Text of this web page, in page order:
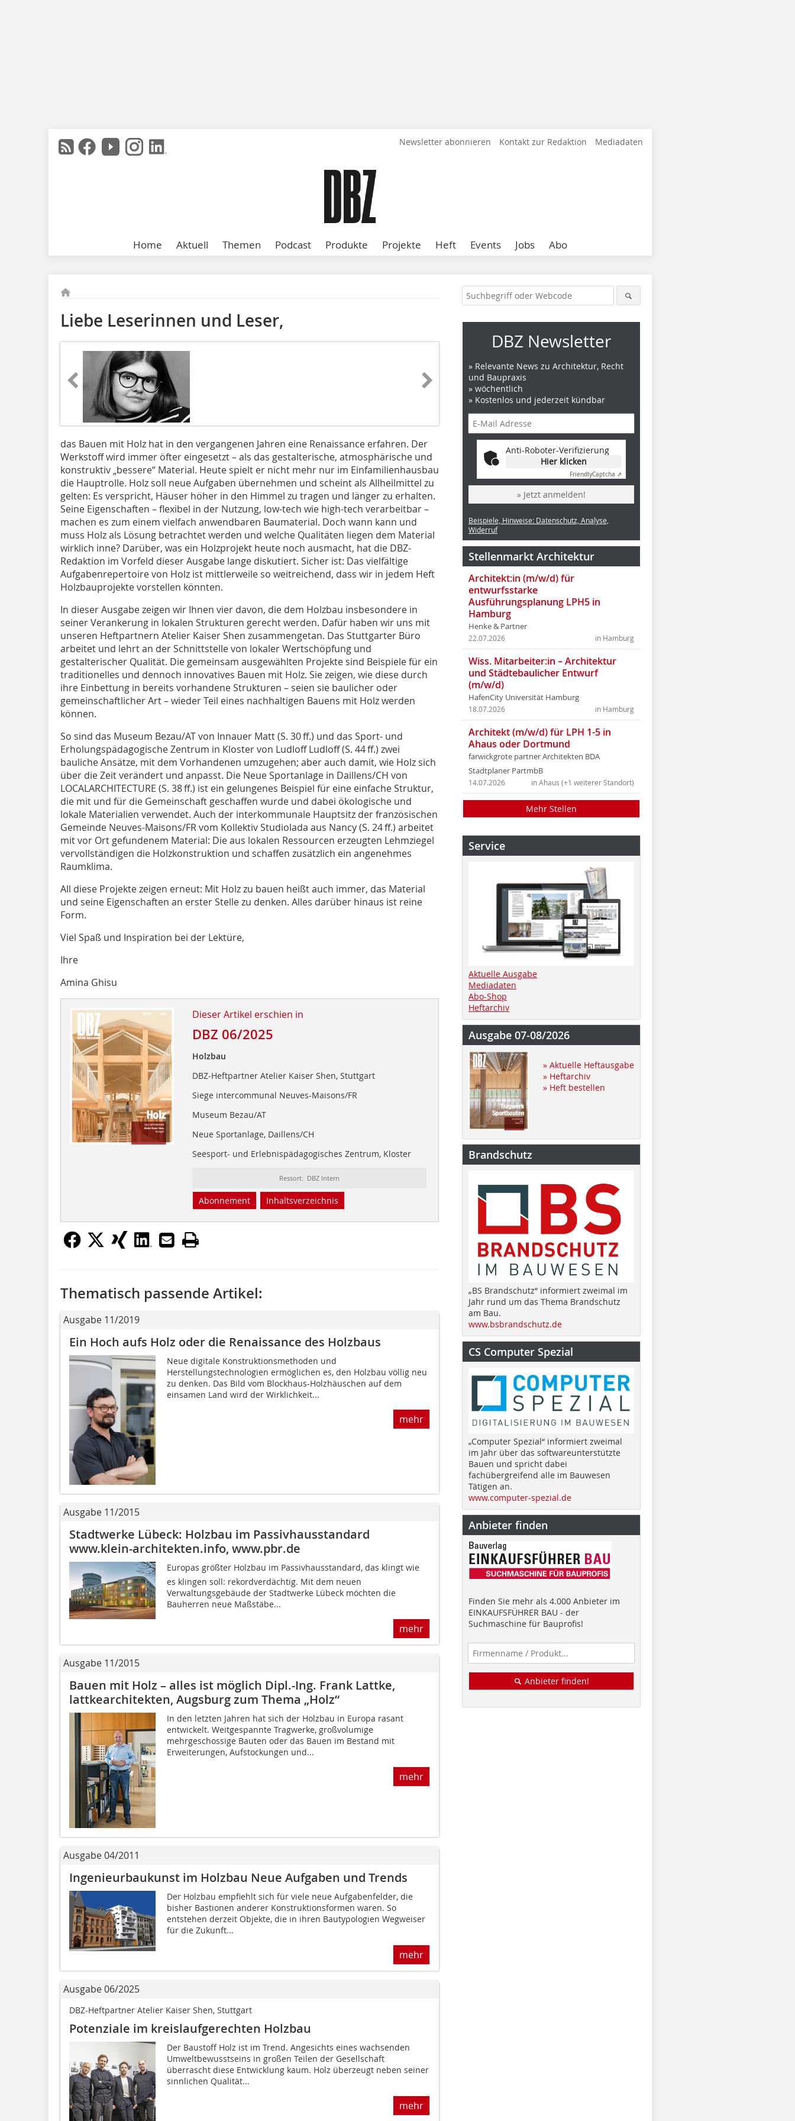
Newsletter abonnieren Kontakt zur Redaktion Mediadaten
Home Aktuell Themen Podcast Produkte Projekte Heft Events Jobs Abo
Liebe Leserinnen und Leser,
das Bauen mit Holz hat in den vergangenen Jahren eine Renaissance erfahren. Der
Werkstoff wird immer öfter eingesetzt – als das gestalterische, atmosphärische und
konstruktiv „bessere“ Material. Heute spielt er nicht mehr nur im Einfamilienhausbau
die Hauptrolle. Holz soll neue Aufgaben übernehmen und scheint als Allheilmittel zu
gelten: Es verspricht, Häuser höher in den Himmel zu tragen und länger zu erhalten.
Seine Eigenschaften – flexibel in der Nutzung, low-tech wie high-tech verarbeitbar –
machen es zum einem vielfach anwendbaren Baumaterial. Doch wann kann und
muss Holz als Lösung betrachtet werden und welche Qualitäten liegen dem Material
wirklich inne? Darüber, was ein Holzprojekt heute noch ausmacht, hat die DBZ-
Redaktion im Vorfeld dieser Ausgabe lange diskutiert. Sicher ist: Das vielfältige
Aufgabenrepertoire von Holz ist mittlerweile so weitreichend, dass wir in jedem Heft
Holzbauprojekte vorstellen könnten.
In dieser Ausgabe zeigen wir Ihnen vier davon, die dem Holzbau insbesondere in
seiner Verankerung in lokalen Strukturen gerecht werden. Dafür haben wir uns mit
unseren Heftpartnern Atelier Kaiser Shen zusammengetan. Das Stuttgarter Büro
arbeitet und lehrt an der Schnittstelle von lokaler Wertschöpfung und
gestalterischer Qualität. Die gemeinsam ausgewählten Projekte sind Beispiele für ein
traditionelles und dennoch innovatives Bauen mit Holz. Sie zeigen, wie diese durch
ihre Einbettung in bereits vorhandene Strukturen – seien sie baulicher oder
gemeinschaftlicher Art – wieder Teil eines nachhaltigen Bauens mit Holz werden
können.
So sind das Museum Bezau/AT von Innauer Matt (S. 30 ff.) und das Sport- und
Erholungspädagogische Zentrum in Klos­ter von Ludloff Ludloff (S. 44 ff.) zwei
bauliche Ansätze, mit dem Vorhandenen umzugehen; aber auch damit, wie Holz sich
über die Zeit verändert und anpasst. Die Neue Sportanlage in ­Daillens/CH von
LOCALARCHITECTURE (S. 38 ff.) ist ein gelungenes Beispiel für eine einfache Struktur,
die mit und für die Gemeinschaft geschaffen wurde und dabei ökologische und
lokale Materialien verwendet. Auch der interkommunale Hauptsitz der französischen
Gemeinde Neuves-Maisons/FR vom Kollektiv Studiolada aus Nancy (S. 24 ff.) arbeitet
mit vor Ort gefundenem Material: Die aus lokalen Ressourcen erzeugten Lehmziegel
vervollständigen die Holzkonstruktion und schaffen zusätzlich ein angenehmes
Raumklima.
All diese Projekte zeigen erneut: Mit Holz zu bauen heißt auch immer, das Material
und seine Eigenschaften an erster Stelle zu denken. Alles darüber hinaus ist reine
Form.
Viel Spaß und Inspiration bei der Lektüre,
Ihre
Amina Ghisu
Dieser Artikel erschien in
DBZ 06/2025
Holzbau
DBZ-Heftpartner Atelier Kaiser Shen, Stuttgart
Siege intercommunal Neuves-Maisons/FR
Museum Bezau/AT
Neue Sportanlage, Daillens/CH
Seesport- und Erlebnispädagogisches Zentrum, Kloster
Ressort: DBZ Intern
Abonnement Inhaltsverzeichnis
Thematisch passende Artikel:
Ausgabe 11/2019
Ein Hoch aufs Holz oder die Renaissance des Holzbaus
Neue digitale Konstruktionsmethoden und
Herstellungstechnologien ermöglichen es, den Holzbau völlig neu
zu denken. Das Bild vom Blockhaus-Holzhäuschen auf dem
einsamen Land wird der Wirklichkeit...
mehr
Ausgabe 11/2015
Stadtwerke Lübeck: Holzbau im Passivhausstandard
www.klein-architekten.info, www.pbr.de
Europas größter Holzbau im Passivhausstandard, das klingt wie
es klingen soll: rekordverdächtig. Mit dem neuen
Verwaltungsgebäude der Stadtwerke Lübeck möchten die
Bauherren neue Maßstäbe...
mehr
Ausgabe 11/2015
Bauen mit Holz – alles ist möglich Dipl.-Ing. Frank Lattke,
lattkearchitekten, Augsburg zum Thema „Holz“
In den letzten Jahren hat sich der Holzbau in Europa rasant
entwickelt. Weitgespannte Tragwerke, großvolumige
mehrgeschossige Bauten oder das Bauen im Bestand mit
Erweiterungen, Aufstockungen und...
mehr
Ausgabe 04/2011
Ingenieurbaukunst im Holzbau Neue Aufgaben und Trends
Der Holzbau empfiehlt sich für viele neue Auf­gabenfelder, die
bisher Bastionen anderer Konstruktionsformen waren. So
entstehen derzeit Objekte, die in ihren Bautypologien Wegweiser
für die Zukunft...
mehr
Ausgabe 06/2025
DBZ-Heftpartner Atelier Kaiser Shen, Stuttgart
Potenziale im kreislaufgerechten Holzbau
Der Baustoff Holz ist im Trend. Angesichts eines wachsenden
Umweltbewusstseins in großen Teilen der Gesellschaft
überrascht diese Entwicklung kaum. Holz überzeugt neben seiner
sinnlichen Qualität...
mehr
DBZ Newsletter
» Relevante News zu Architektur, Recht
und Baupraxis
» wöchentlich
» Kostenlos und jederzeit kündbar
Anti-Roboter-Verifizierung
Hier klicken
FriendlyCaptcha ⇗
» Jetzt anmelden!
Beispiele, Hinweise: Datenschutz, Analyse,
Widerruf
Stellenmarkt Architektur
Architekt:in (m/w/d) für
entwurfsstarke
Ausführungsplanung LPH5 in
Hamburg
Henke & Partner
in Hamburg
22.07.2026
Wiss. Mitarbeiter:in – Architektur
und Städtebaulicher Entwurf
(m/w/d)
HafenCity Universität Hamburg
in Hamburg
18.07.2026
Architekt (m/w/d) für LPH 1-5 in
Ahaus oder Dortmund
farwickgrote partner Architekten BDA
Stadtplaner PartmbB
in Ahaus (+1 weiterer Standort)
14.07.2026
Mehr Stellen
Service
Aktuelle Ausgabe
Mediadaten
Abo-Shop
Heftarchiv
Ausgabe 07-08/2026
» Aktuelle Heftausgabe
» Heftarchiv
» Heft bestellen
Brandschutz
„BS Brandschutz“ informiert zweimal im
Jahr rund um das Thema Brandschutz
am Bau.
www.bsbrandschutz.de
CS Computer Spezial
„Computer Spezial“ informiert zweimal
im Jahr über das softwareunterstützte
Bauen und spricht dabei
fachübergreifend alle im Bauwesen
Tätigen an.
www.computer-spezial.de
Anbieter finden
Finden Sie mehr als 4.000 Anbieter im
EINKAUFSFÜHRER BAU - der
Suchmaschine für Bauprofis!
Anbieter finden!